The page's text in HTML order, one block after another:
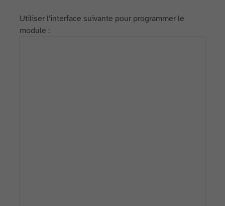
Utiliser l'interface suivante pour programmer le
module :